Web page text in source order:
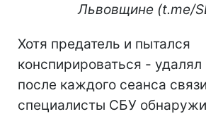
Львовщине (t.me/
Хотя предатель и пытался
конспирироваться - удалял
после каждого сеанса
специалисты СБУ